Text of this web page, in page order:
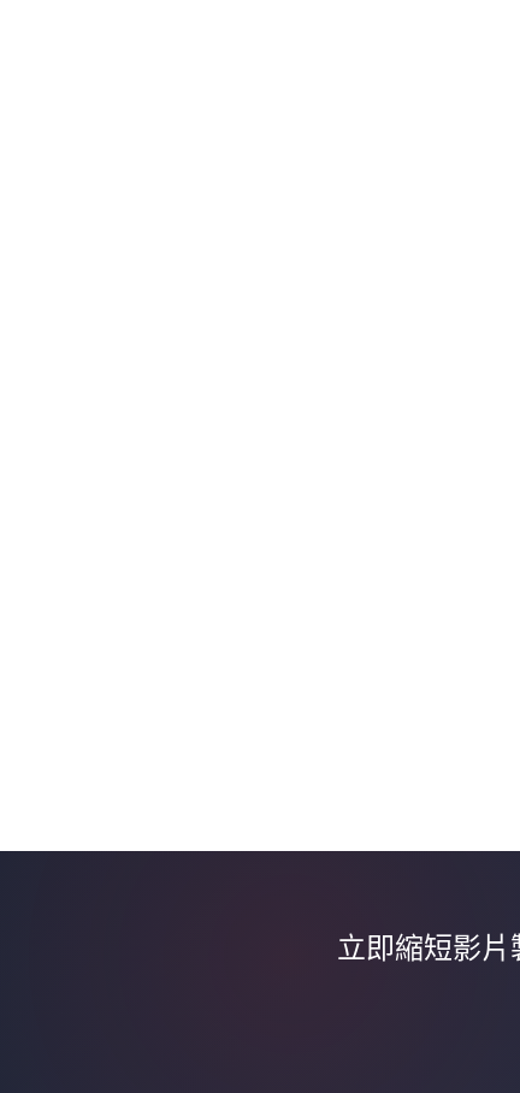
立即縮短影片